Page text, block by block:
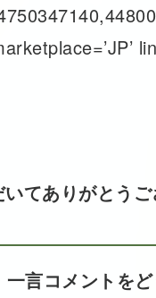
てありがとうご
言コメントを